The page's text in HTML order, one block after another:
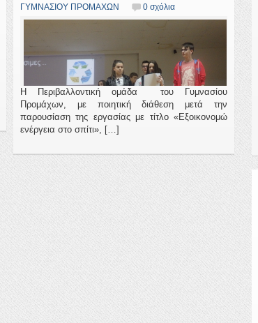
ΓΥΜΝΑΣΙΟΥ ΠΡΟΜΑΧΩΝ
0 σχόλια
Η Περιβαλλοντική ομάδα του Γυμνασίου
Προμάχων, με ποιητική διάθεση μετά την
παρουσίαση της εργασίας με τίτλο «Εξοικονομώ
ενέργεια στο σπίτι», […]